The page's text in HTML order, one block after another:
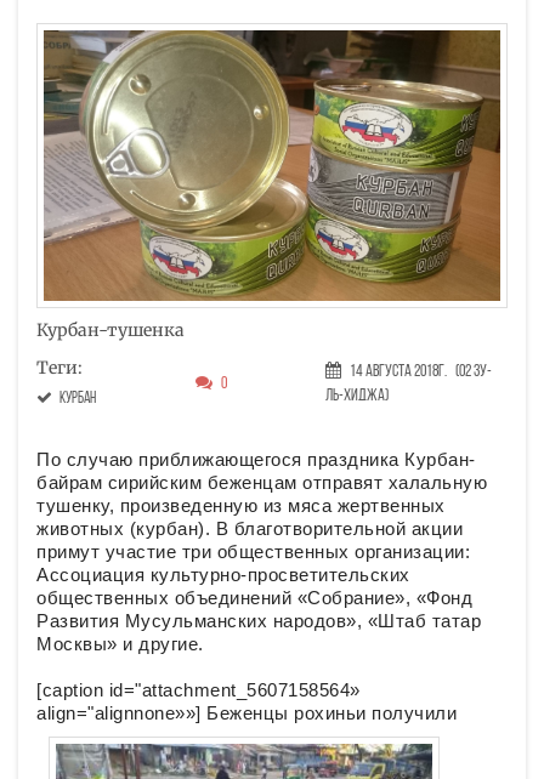
Курбан-тушенка
Теги:
Курбан
0
14 Августа 2018г. (02 Зу-
ль-хиджа)
По случаю приближающегося праздника Курбан-
байрам сирийским беженцам отправят халальную
тушенку, произведенную из мяса жертвенных
животных (курбан). В благотворительной акции
примут участие три общественных организации:
Ассоциация культурно-просветительских
общественных объединений «Собрание», «Фонд
Развития Мусульманских народов», «Штаб татар
Москвы» и другие.
[caption id="attachment_5607158564»
align="alignnone»»] Беженцы рохиньи получили